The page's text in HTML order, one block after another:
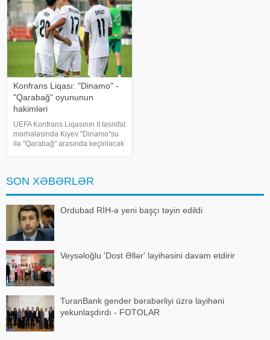
Konfrans Liqası: "Dinamo" -
"Qarabağ" oyununun
hakimləri
UEFA Konfrans Liqasının II təsnifat
mərhələsində Kiyev "Dinamo"su
ilə "Qarabağ" arasında keçiriləcək
referis
SON XƏBƏRLƏR
Ordubad RİH-ə yeni başçı təyin edildi
Veysəloğlu 'Dost Əllər' layihəsini davam etdirir
TuranBank gender bərabərliyi üzrə layihəni
yekunlaşdırdı - FOTOLAR